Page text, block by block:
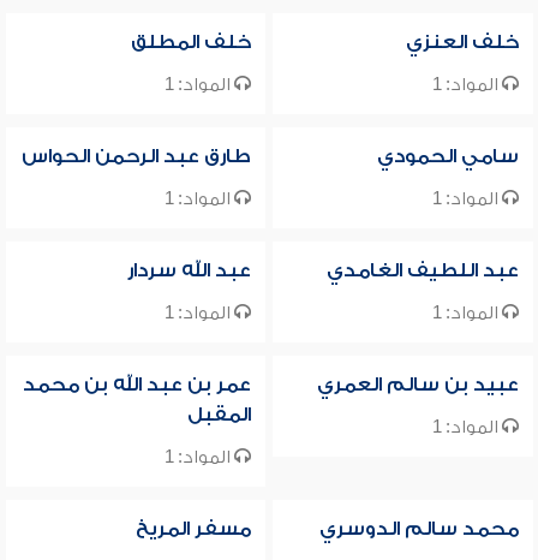
خلف العنزي
المواد: 1
خلف المطلق
المواد: 1
سامي الحمودي
المواد: 1
طارق عبد الرحمن الحواس
المواد: 1
عبد اللطيف الغامدي
المواد: 1
عبد الله سردار
المواد: 1
عبيد بن سالم العمري
المواد: 1
عمر بن عبد الله بن محمد
المقبل
المواد: 1
محمد سالم الدوسري مسفر المريخ